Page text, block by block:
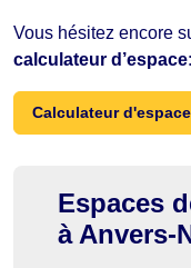
Vous hésitez encore
calculateur d’espace:
Calculateur d'espace
Espaces
à Anvers-